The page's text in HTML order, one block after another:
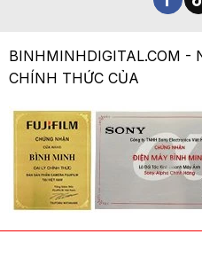
BINHMINHDIGITAL.COM -
CHÍNH THỨC CỦA